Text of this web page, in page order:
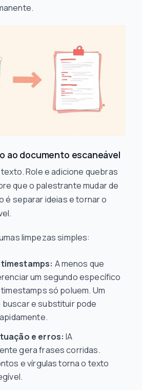
ao documento escaneável
Role e adicione quebras
que o palestrante mudar de
é separar ideias e tornar o
limpezas simples:
A menos que
um segundo específico
só poluem. Um
buscar e substituir pode
e erros: IA
gera frases corridas.
e vírgulas torna o texto